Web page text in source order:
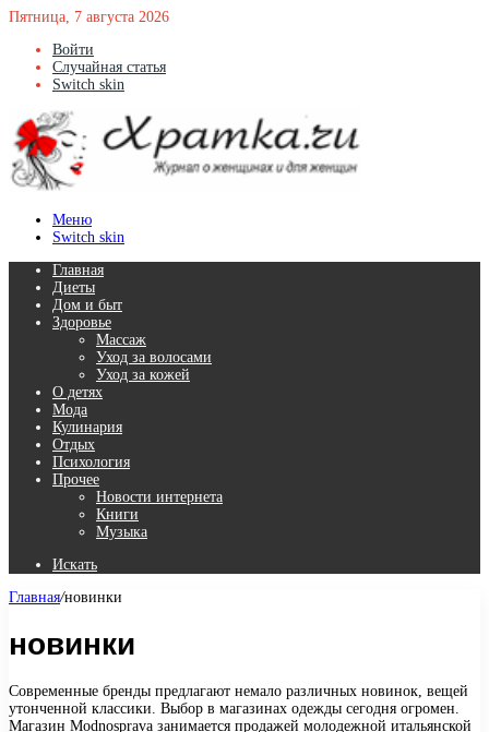
Пятница, 7 августа 2026
Войти
Случайная статья
Switch skin
Меню
Switch skin
Главная
Диеты
Дом и быт
Здоровье
Массаж
Уход за волосами
Уход за кожей
О детях
Мода
Кулинария
Отдых
Психология
Прочее
Новости интернета
Книги
Музыка
Искать
Главная/новинки
новинки
Современные бренды предлагают немало различных новинок, вещей
утонченной классики. Выбор в магазинах одежды сегодня огромен.
Магазин Modnosprava занимается продажей молодежной итальянской